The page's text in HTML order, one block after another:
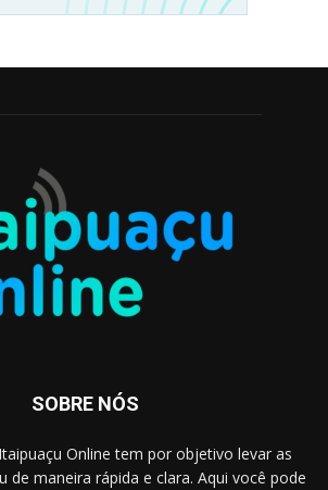
SOBRE NÓS
Online tem por objetivo levar as
de maneira rápida e clara. Aqui você pode